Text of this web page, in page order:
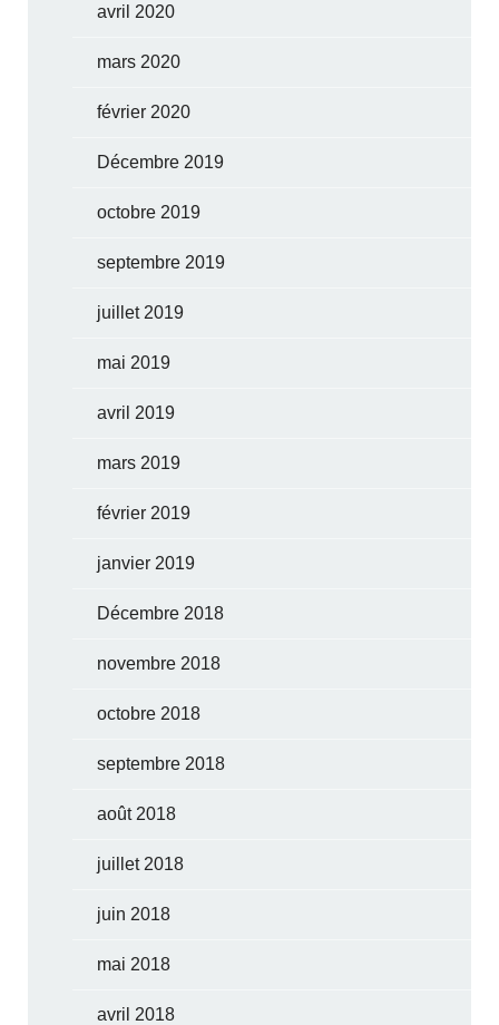
avril 2020
mars 2020
février 2020
Décembre 2019
octobre 2019
septembre 2019
juillet 2019
mai 2019
avril 2019
mars 2019
février 2019
janvier 2019
Décembre 2018
novembre 2018
octobre 2018
septembre 2018
août 2018
juillet 2018
juin 2018
mai 2018
avril 2018